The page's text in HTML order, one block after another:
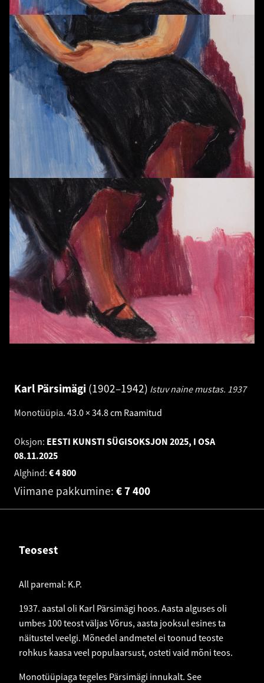
Karl Pärsimägi 1902–1942 Istuv naine mustas. 1937
Monotüüpia. 43.0 × 34.8 cm Raamitud
Oksjon: EESTI KUNSTI SÜGISOKSJON 2025, I OSA
08.11.2025
Alghind:
4 800
€
Viimane pakkumine: 7 400
€
Teosest
All paremal: K.P.
1937. aastal oli Karl Pärsimägi hoos. Aasta alguses oli
umbes 100 teost väljas Võrus, aasta jooksul esines ta
näitustel veelgi. Mõnedel andmetel ei toonud teoste
rohkus kaasa veel populaarsust, osteti vaid mõni teos.
Monotüüpiaga tegeles Pärsimägi innukalt. See